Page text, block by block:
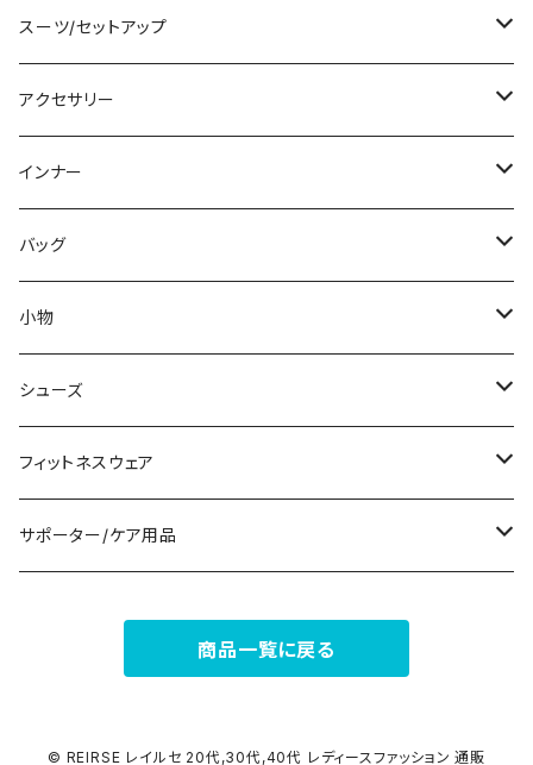
チュニック
ニット/セーター
パーカー
スウェット/トレーナー
その他
レギンス
その他
オールインワン
その他
その他
バンドゥビキニ
ワンピース
ラッシュガード
その他
ミニ/ショート
ミディアム/ミモレ
ロング/マキシ
袖付き
ノースリーブ
パンツドレス
ナイトドレス
その他
スーツ/セットアップ
パンツスーツ
スカートスーツ
その他
アクセサリー
ネックレス
ブレスレット
ピアス
コサージュ
リング
その他
インナー
ブラ/ブラトップ/ベアトップ
ショーツ
タンクトップ/キャミソール
半袖/5分
7分/長袖
ペチコート/ペチパンツ
その他
バッグ
サブバッグ
クラッチバッグ
トートバッグ
ショルダーバッグ
カジュアルバッグ
バックパック
小物
マフラー/スカーフ/ストール
財布
アクセサリーケース
シューズ
スニーカー
ブーツ
その他
フィットネスウェア
セット販売
タイツ
サポーター/ケア用品
商品一覧に戻る
© REIRSE レイルセ 20代,30代,40代 レディースファッション 通販